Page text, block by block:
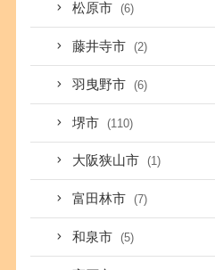
松原市 (6)
藤井寺市 (2)
羽曳野市 (6)
堺市 (110)
大阪狭山市 (1)
富田林市 (7)
和泉市 (5)